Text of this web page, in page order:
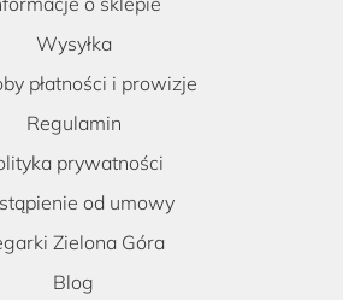
Wysyłka
płatności i prowizje
Regulamin
prywatności
od umowy
Zielona Góra
Blog